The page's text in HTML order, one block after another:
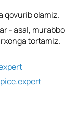
qovurib olamiz.
- asal, murabbo
tortamiz.